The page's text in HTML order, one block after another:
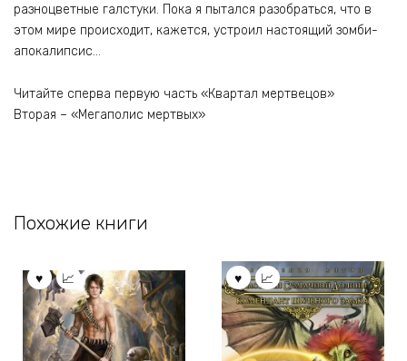
разноцветные галстуки. Пока я пытался разобраться, что в
этом мире происходит, кажется, устроил настоящий зомби-
апокалипсис…
Читайте сперва первую часть «Квартал мертвецов»
Вторая – «Мегаполис мертвых»
Похожие книги